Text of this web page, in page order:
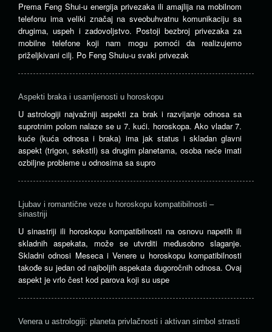
Prema Feng Shui-u energija privezaka ili amajlija na mobilnom
telefonu ima veliki značaj na sveobuhvatnu komunikaciju sa
drugima, uspeh i zadovoljstvo. Postoji bezbroj privezaka za
mobilne telefone koji nam mogu pomoći da realizujemo
priželjkivani cilj. Po Feng Shuiu-u svaki privezak
Aspekti braka i usamljenosti u horoskopu
U astrologiji najvažniji aspekti za brak i razvijanje odnosa sa
suprotnim polom nalaze se u 7. kući. horoskopa. Ako vladar 7.
kuće (kuća odnosa i braka) ima jak status i skladan glavni
aspekt (trigon, sekstil) sa drugim planetama, osoba neće imati
ozbiljne probleme u odnosima sa supro
Ljubav i romantične veze u horoskopu kompatibilnosti –
sinastriji
U sinastriji ili horoskopu kompatibilnosti na osnovu napetih ili
skladnih aspekata, može se utvrditi međusobno slaganje.
Skladni odnosi Meseca i Venere u horoskopu kompatibilnosti
takođe su jedan od najboljih aspekata dugoročnih odnosa. Ovaj
aspekt je vrlo čest kod parova koji su uspe
Venera u astrologiji: planeta privlačnosti i aktivan simbol strasti